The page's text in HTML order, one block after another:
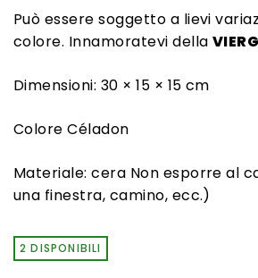
Può essere soggetto a lievi
colore. Innamoratevi della
Dimensioni: 30 × 15 × 15 cm
Colore Céladon
Materiale: cera Non esporre al
una finestra, camino, ecc.)
2 DISPONIBILI